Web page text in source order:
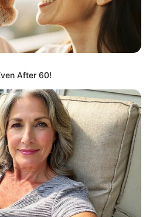
Notícia
e a sua esposaNatalie
Foto/Reprodução.
After 60!